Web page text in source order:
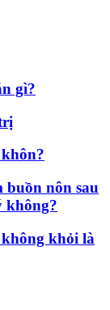
gì?
buồn nôn sau
không?
khỏi là